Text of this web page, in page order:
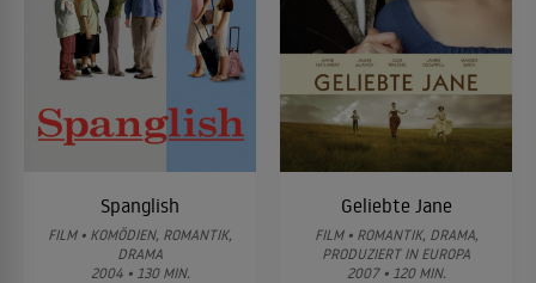
Spanglish
FILM • KOMÖDIEN, ROMANTIK,
DRAMA
2004 • 130 MIN.
Geliebte Jane
FILM • ROMANTIK, DRAMA,
PRODUZIERT IN EUROPA
2007 • 120 MIN.